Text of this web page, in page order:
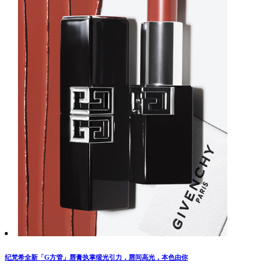
纪梵希全新「G方管」唇膏执掌缎光引力，唇间高光，本色由你